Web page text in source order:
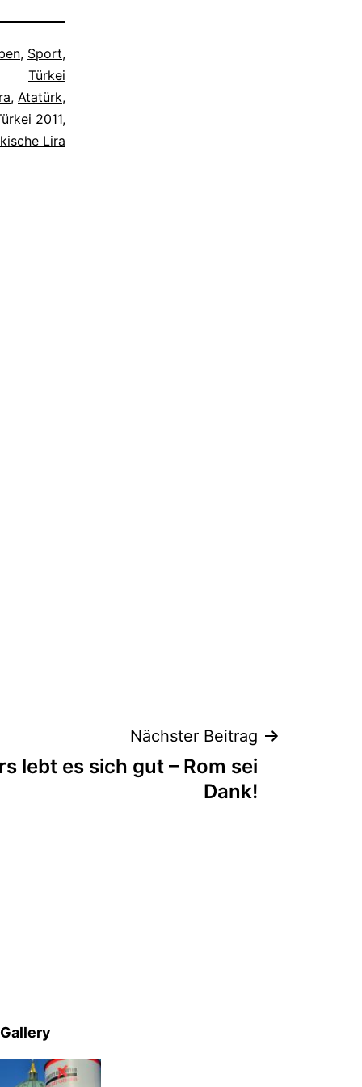
, Sport,
Türkei
, Atatürk,
2011,
Lira
Nächster Beitrag
lebt es sich gut – Rom sei
Dank!
Gallery